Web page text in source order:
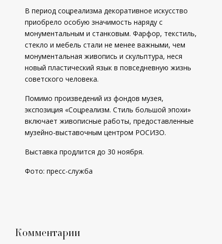
В период соцреализма декоративное искусство
приобрело особую значимость наряду с
монументальным и станковым. Фарфор, текстиль,
стекло и мебель стали не менее важными, чем
монументальная живопись и скульптура, неся
новый пластический язык в повседневную жизнь
советского человека.
Помимо произведений из фондов музея,
экспозиция «Соцреализм. Стиль большой эпохи»
включает живописные работы, предоставленные
музейно-выставочным центром РОСИЗО.
Выставка продлится до 30 ноября.
Фото: пресс-служба
Комментарии